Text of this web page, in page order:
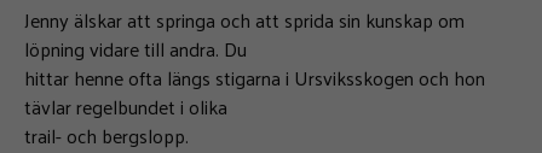
Jenny älskar att springa och att sprida sin kunskap om
löpning vidare till andra. Du
hittar henne ofta längs stigarna i Ursviksskogen och hon
tävlar regelbundet i olika
trail- och bergslopp.